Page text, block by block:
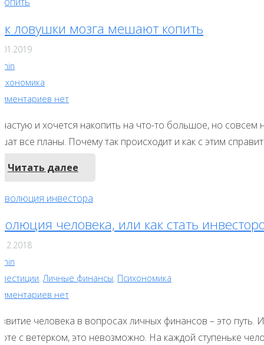
ловушки мозга мешают копить
нет
и хочется накопить на что-то большое, но
все планы. Почему так происходит и как с этим
Читать далее
человека, или как стать
,Личные финансы, Психономика
нет
человека в вопросах личных финансов – это
с ветерком, это невозможно. На каждой ступеньке